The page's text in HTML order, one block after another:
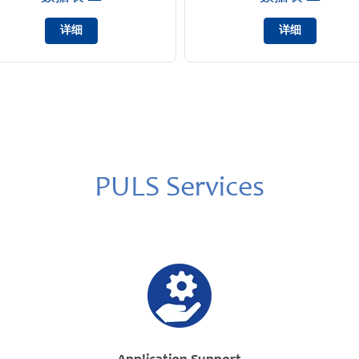
详细 详细
PULS Services